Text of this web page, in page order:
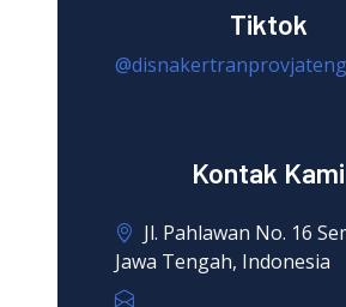
Tiktok
@disnakertranprovjateng
Kontak Kami
Jl. Pahlawan No. 16
Jawa Tengah, Indonesia